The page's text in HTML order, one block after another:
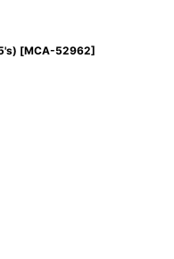
[MCA-52962]